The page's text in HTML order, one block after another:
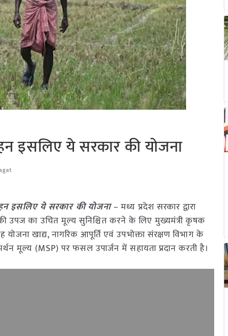
इसलिए ये सरकार की योजना
इसलिए ये सरकार की योजना– मध्य प्रदेश सरकार द्वारा
उपज का उचित मूल्य सुनिश्चित करने के लिए मुख्यमंत्री कृषक
खाद्य, नागरिक आपूर्ति एवं उपभोक्ता संरक्षण विभाग के
मूल्य (MSP) पर फसल उपार्जन में सहायता प्रदान करती है।